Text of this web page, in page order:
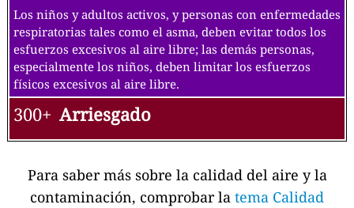
Los niños y adultos activos, y personas con enfermedades
respiratorias tales como el asma, deben evitar todos los
esfuerzos excesivos al aire libre; las demás personas,
especialmente los niños, deben limitar los esfuerzos
físicos excesivos al aire libre.
300+ Arriesgado
Para saber más sobre la calidad del aire y la
contaminación, comprobar la tema Calidad